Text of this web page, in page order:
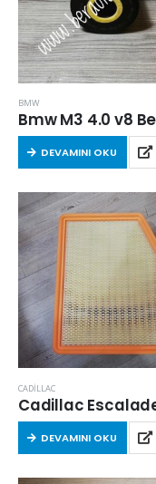
BMW
DEVAMINI OKU
CADİLLAC
DEVAMINI OKU